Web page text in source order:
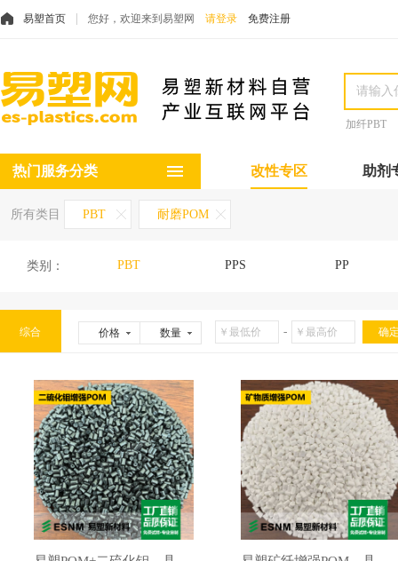
易塑首页 您好，欢迎来到易塑网 请登录 免费注册
加纤PBT
热门服务分类 改性专区 助剂
所有类目 PBT 耐磨POM
类别： PBT PPS PP
综合 价格 数量 -